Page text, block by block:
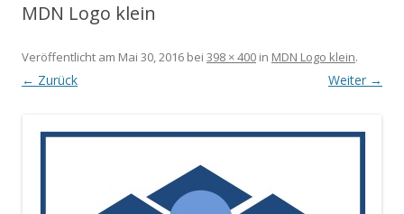
MDN Logo klein
Veröffentlicht am Mai 30, 2016 bei 398 × 400 in MDN Logo klein.
← Zurück Weiter →